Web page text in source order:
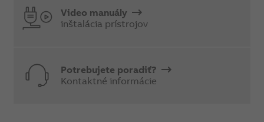
Video manuály
inštalácia prístrojov
Potrebujete poradiť?
Kontaktné informácie